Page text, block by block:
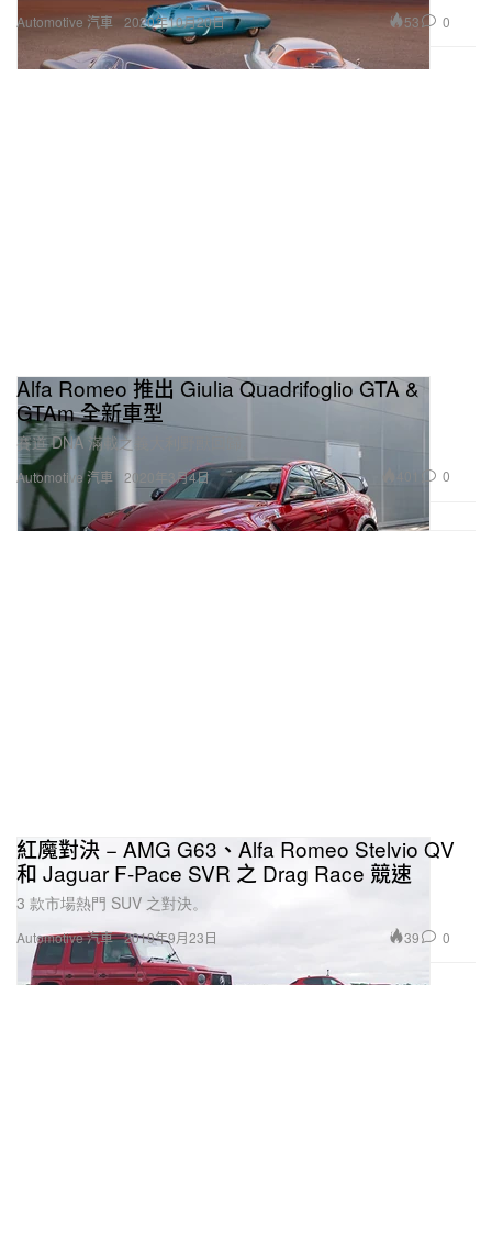
Automotive 汽車 2020年10月20日 53 0
Automotive 汽車
Alfa Romeo 推出 Giulia Quadrifoglio GTA &
GTAm 全新車型
賽道 DNA 滿載之義大利野獸回歸。
2020年3月4日 0
Automotive 汽車
紅魔對決 − AMG G63、Alfa Romeo Stelvio QV
和 Jaguar F-Pace SVR 之 Drag Race 競速
3 款市場熱門 SUV 之對決。
2019年9月23日 39 0